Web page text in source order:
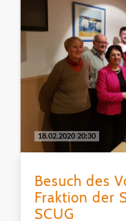
18.02.2020 20:30
Besuch des
Fraktion der
SCUG